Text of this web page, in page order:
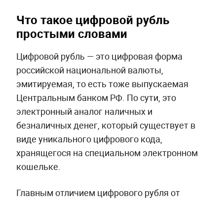
Что такое цифровой рубль
простыми словами
Цифровой рубль — это цифровая форма
российской национальной валюты,
эмитируемая, то есть тоже выпускаемая
Центральным банком РФ. По сути, это
электронный аналог наличных и
безналичных денег, который существует в
виде уникального цифрового кода,
хранящегося на специальном электронном
кошельке.
Главным отличием цифрового рубля от